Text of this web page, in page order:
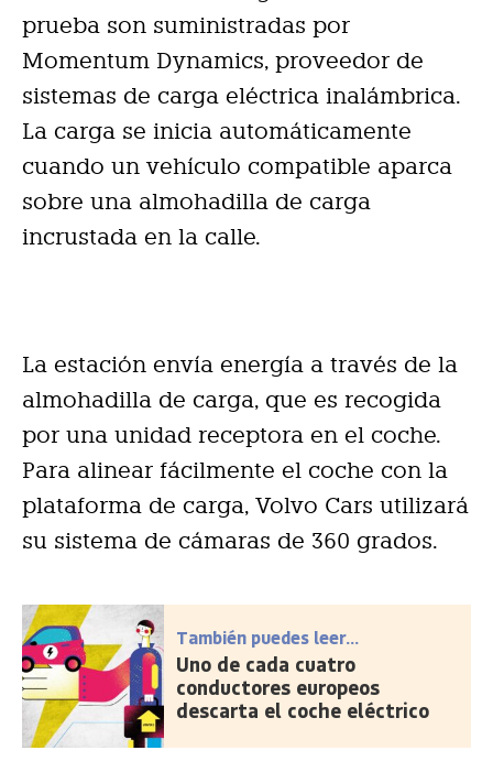
prueba son suministradas por
Momentum Dynamics, proveedor de
sistemas de carga eléctrica inalámbrica.
La carga se inicia automáticamente
cuando un vehículo compatible aparca
sobre una almohadilla de carga
incrustada en la calle.
La estación envía energía a través de la
almohadilla de carga, que es recogida
por una unidad receptora en el coche.
Para alinear fácilmente el coche con la
plataforma de carga, Volvo Cars utilizará
su sistema de cámaras de 360 grados.
También puedes leer...
Uno de cada cuatro
conductores europeos
descarta el coche eléctrico